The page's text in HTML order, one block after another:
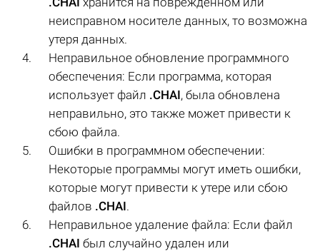
неисправном носителе данных, то возможна
утеря данных.
Неправильное обновление программного
обеспечения: Если программа, которая
использует файл .CHAI, была обновлена
неправильно, это также может привести к
сбою файла.
Ошибки в программном обеспечении:
Некоторые программы могут иметь ошибки,
которые могут привести к утере или сбою
файлов .CHAI.
Неправильное удаление файла: Если файл
.CHAI был случайно удален или